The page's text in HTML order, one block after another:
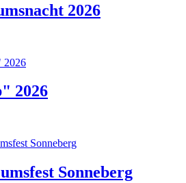
2026
2026
Sonneberg